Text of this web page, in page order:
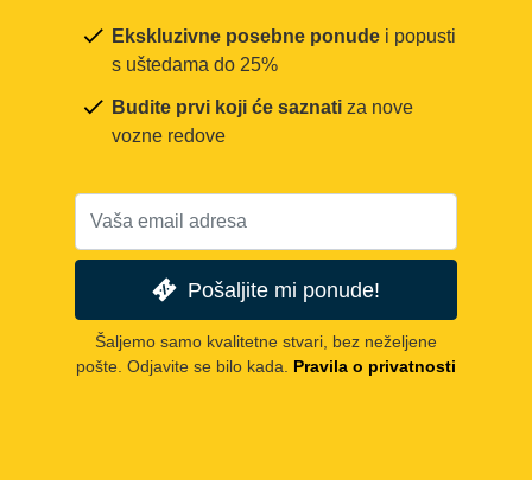
Ekskluzivne posebne ponude i popusti
s uštedama do 25%
Budite prvi koji će saznati za nove
vozne redove
Pošaljite mi ponude!
Šaljemo samo kvalitetne stvari, bez neželjene
pošte. Odjavite se bilo kada.
Pravila o privatnosti